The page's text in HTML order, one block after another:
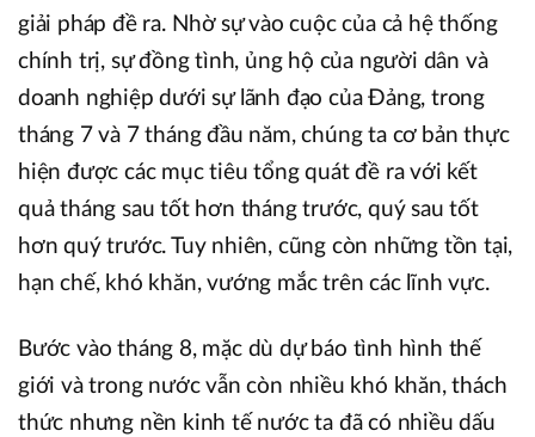
giải pháp đề ra. Nhờ sự vào cuộc của cả hệ thống
chính trị, sự đồng tình, ủng hộ của người dân và
doanh nghiệp dưới sự lãnh đạo của Đảng, trong
tháng 7 và 7 tháng đầu năm, chúng ta cơ bản thực
hiện được các mục tiêu tổng quát đề ra với kết
quả tháng sau tốt hơn tháng trước, quý sau tốt
hơn quý trước. Tuy nhiên, cũng còn những tồn tại,
hạn chế, khó khăn, vướng mắc trên các lĩnh vực.
Bước vào tháng 8, mặc dù dự báo tình hình thế
giới và trong nước vẫn còn nhiều khó khăn, thách
thức nhưng nền kinh tế nước ta đã có nhiều dấu